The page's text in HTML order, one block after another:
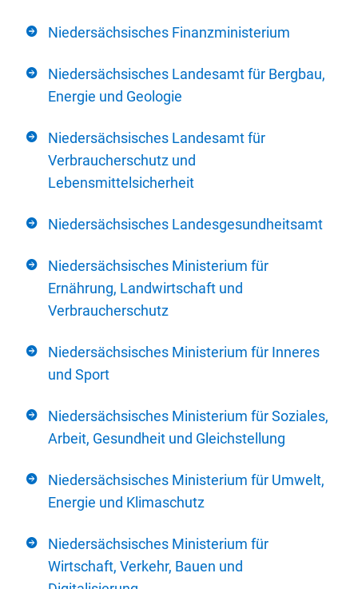
Niedersächsisches Finanzministerium
Niedersächsisches Landesamt für Bergbau,
Energie und Geologie
Niedersächsisches Landesamt für
Verbraucherschutz und
Lebensmittelsicherheit
Niedersächsisches Landesgesundheitsamt
Niedersächsisches Ministerium für
Ernährung, Landwirtschaft und
Verbraucherschutz
Niedersächsisches Ministerium für Inneres
und Sport
Niedersächsisches Ministerium für Soziales,
Arbeit, Gesundheit und Gleichstellung
Niedersächsisches Ministerium für Umwelt,
Energie und Klimaschutz
Niedersächsisches Ministerium für
Wirtschaft, Verkehr, Bauen und